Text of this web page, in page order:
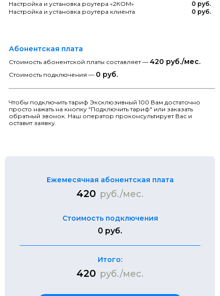
Настройка и установка роутера «2КОМ»
0 руб.
Настройка и установка роутера клиента
0 руб.
Абонентская плата
Стоимость абонентской платы составляет — 420 руб./мес.
Стоимость подключения — 0 руб.
Чтобы подключить тариф Эксклюзивный 100 Вам достаточно
просто нажать на кнопку "Подключить тариф" или заказать
обратный звонок. Наш оператор проконсультирует Вас и
оставит заявку.
Ежемесячная абонентская плата
420 руб./мес.
Стоимость подключения
0 руб.
Итого:
420 руб./мес.